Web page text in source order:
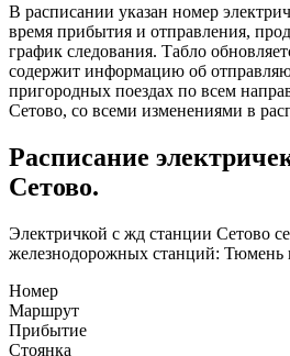
В расписании указан номер
время прибытия и отправления,
график следования. Табло
содержит информацию об
пригородных поездах по всем
Сетово, со всеми изменениями в
Расписание
Сетово.
Электричкой с жд станции Сетово
железнодорожных станций: Тюмень
Номер
Маршрут
Прибытие
Стоянка